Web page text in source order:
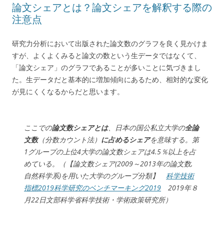
論文シェアとは？論文シェアを解釈する際の
注意点
研究力分析において出版された論文数のグラフを良く見かけま
すが、よくよくみると論文の数という生データではなくて、
「論文シェア」のグラフであることが多いことに気づきまし
た。生データだと基本的に増加傾向にあるため、相対的な変化
が見にくくなるからだと思います。
ここでの論文数シェアとは、日本の国公私立大学の全論
文数（分数カウント法） に占めるシェアを意味する。第
1グループの上位4大学の論文数シェアは4.5％以上を占
めている。（【論文数シェア(2009～2013年の論文数,
自然科学系)を用いた大学のグループ分類】 科学技術
指標2019科学研究のベンチマーキング2019 2019年８
月22日文部科学省科学技術・学術政策研究所）